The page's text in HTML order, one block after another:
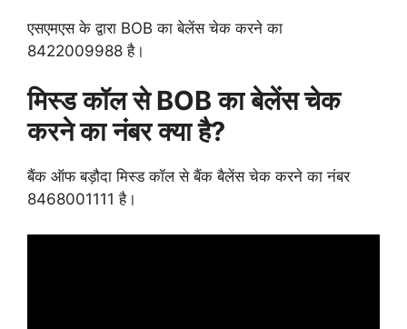
एसएमएस के द्वारा BOB का बेलेंस चेक करने का
8422009988 है।
मिस्ड कॉल से BOB का बेलेंस चेक
करने का नंबर क्या है?
बैंक ऑफ बड़ौदा मिस्ड कॉल से बैंक बैलेंस चेक करने का नंबर
8468001111 है।